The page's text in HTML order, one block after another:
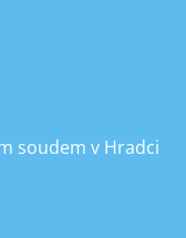
soudem v Hradci